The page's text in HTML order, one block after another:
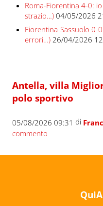
Roma-Fiorentina 4-0:
strazio…) 04/05/2026
Fiorentina-Sassuolo 0-
errori…) 26/04/2026
Antella, villa
polo sportivo
05/08/2026 09:31 di
commento